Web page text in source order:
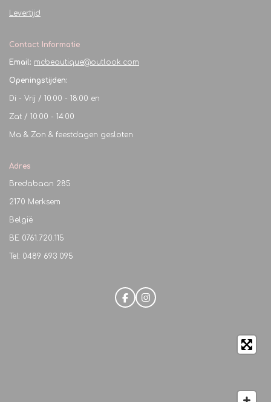
Levertijd
Contact Informatie
Email: mcbeautique@outlook.com
Openingstijden:
Di - Vrij / 10:00 - 18:00 en
Zat / 10:00 - 14:00
Ma & Zon & feestdagen gesloten
Adres
Bredabaan 285
2170 Merksem
België
BE 0761.720.115
Tel: 0489 693 095
F
a
I
n